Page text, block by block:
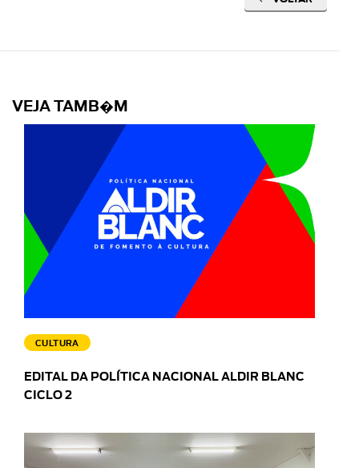
VEJA TAMB�M
CULTURA
EDITAL DA POLÍTICA NACIONAL ALDIR BLANC
CICLO 2